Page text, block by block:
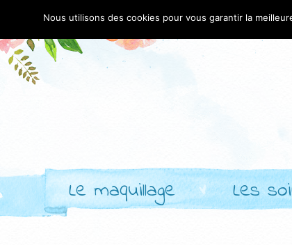
Le maquillage Les
Nous utilisons des cookies pour vous garantir la